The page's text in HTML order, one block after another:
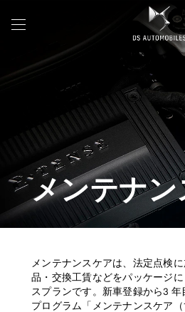
メンテナン
メンテナンスケアは、法定点検
品・交換工賃などをパッケージ
スプランです。新車登録から3
プログラム「メンテナンスケア